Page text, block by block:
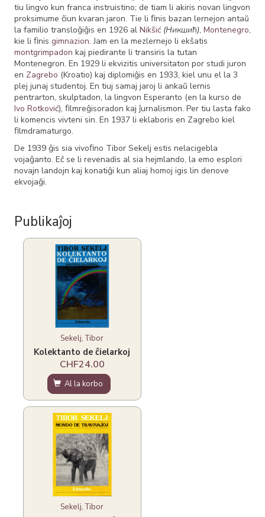
tiu lingvo kun franca instruistino; de tiam li akiris novan lingvon
proksimume ĉiun kvaran jaron. Tie li ﬁnis bazan lernejon antaŭ
la familio transloĝiĝis en 1926 al Nikšić (Никшић), Montenegro,
kie li ﬁnis gimnazion. Jam en la mezlernejo li ekŝatis
montgrimpadon kaj piedirante li transiris la tutan
Montenegron. En 1929 li ekvizitis universitaton por studi juron
en Zagrebo (Kroatio) kaj diplomiĝis en 1933, kiel unu el la 3
plej junaj studentoj. En tiuj samaj jaroj li ankaŭ lernis
pentrarton, skulptadon, la lingvon Esperanto (en la kurso de
Ivo Rotković), ﬁlmreĝisoradon kaj ĵurnalismon. Per tiu lasta fako
li komencis vivteni sin. En 1937 li eklaboris en Zagrebo kiel
ﬁlmdramaturgo.
De 1939 ĝis sia vivoﬁno Tibor Sekelj estis nelacigebla
vojaĝanto. Eĉ se li revenadis al sia hejmlando, la emo esplori
novajn landojn kaj konatiĝi kun aliaj homoj igis lin denove
ekvojaĝi.
Publikaĵoj
Sekelj, Tibor
Kolektanto de ĉielarkoj
CHF24.00
Al la korbo
Sekelj, Tibor